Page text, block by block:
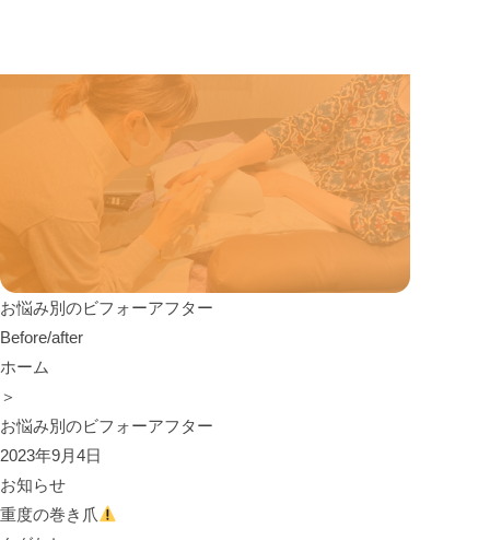
お悩み別のビフォーアフター
Before/after
ホーム
＞
お悩み別のビフォーアフター
2023年9月4日
お知らせ
重度の巻き爪